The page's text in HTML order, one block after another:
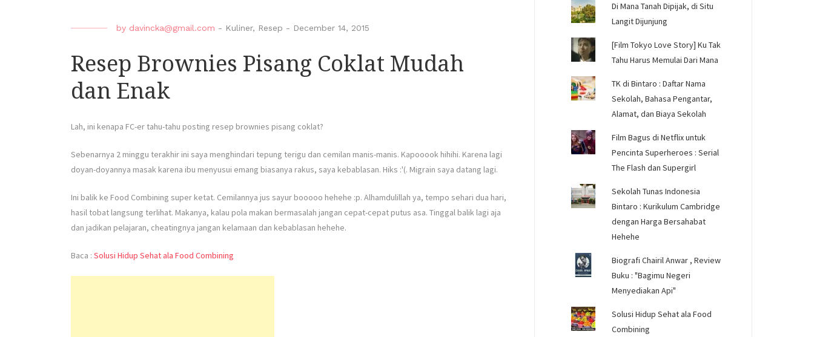
by davincka@gmail.com - Kuliner, Resep - December 14, 2015
Resep Brownies Pisang Coklat Mudah
dan Enak
Lah, ini kenapa FC-er tahu-tahu posting resep brownies pisang coklat?
Sebenarnya 2 minggu terakhir ini saya menghindari tepung terigu dan cemilan manis-manis. Kapooook hihihi. Karena lagi
doyan-doyannya masak karena ibu menyusui emang biasanya rakus, saya kebablasan. Hiks :'(. Migrain saya datang lagi.
Ini balik ke Food Combining super ketat. Cemilannya jus sayur booooo hehehe :p. Alhamdulillah ya, tempo sehari dua hari,
hasil tobat langsung terlihat. Makanya, kalau pola makan bermasalah jangan cepat-cepat putus asa. Tinggal balik lagi aja
dan jadikan pelajaran, cheatingnya jangan kelamaan dan kebablasan hehehe.
Baca : Solusi Hidup Sehat ala Food Combining
Di Mana Tanah Dipijak, di Situ
Langit Dijunjung
[Film Tokyo Love Story] Ku Tak
Tahu Harus Memulai Dari Mana
TK di Bintaro : Daftar Nama
Sekolah, Bahasa Pengantar,
Alamat, dan Biaya Sekolah
Film Bagus di Netflix untuk
Pencinta Superheroes : Serial
The Flash dan Supergirl
Sekolah Tunas Indonesia
Bintaro : Kurikulum Cambridge
dengan Harga Bersahabat
Hehehe
Biografi Chairil Anwar , Review
Buku : "Bagimu Negeri
Menyediakan Api"
Solusi Hidup Sehat ala Food
Combining